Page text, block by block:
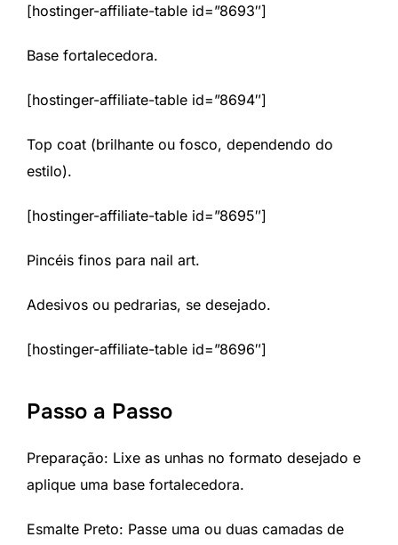
[hostinger-affiliate-table id=”8693″]
Base fortalecedora.
[hostinger-affiliate-table id=”8694″]
Top coat (brilhante ou fosco, dependendo do
estilo).
[hostinger-affiliate-table id=”8695″]
Pincéis finos para nail art.
Adesivos ou pedrarias, se desejado.
[hostinger-affiliate-table id=”8696″]
Passo a Passo
Preparação: Lixe as unhas no formato desejado e
aplique uma base fortalecedora.
Esmalte Preto: Passe uma ou duas camadas de